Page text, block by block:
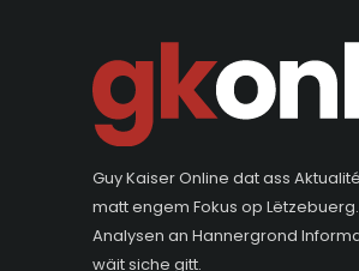
Guy Kaiser Online dat ass
matt engem Fokus op
Analysen an Hannergrond
wäit siche gitt.